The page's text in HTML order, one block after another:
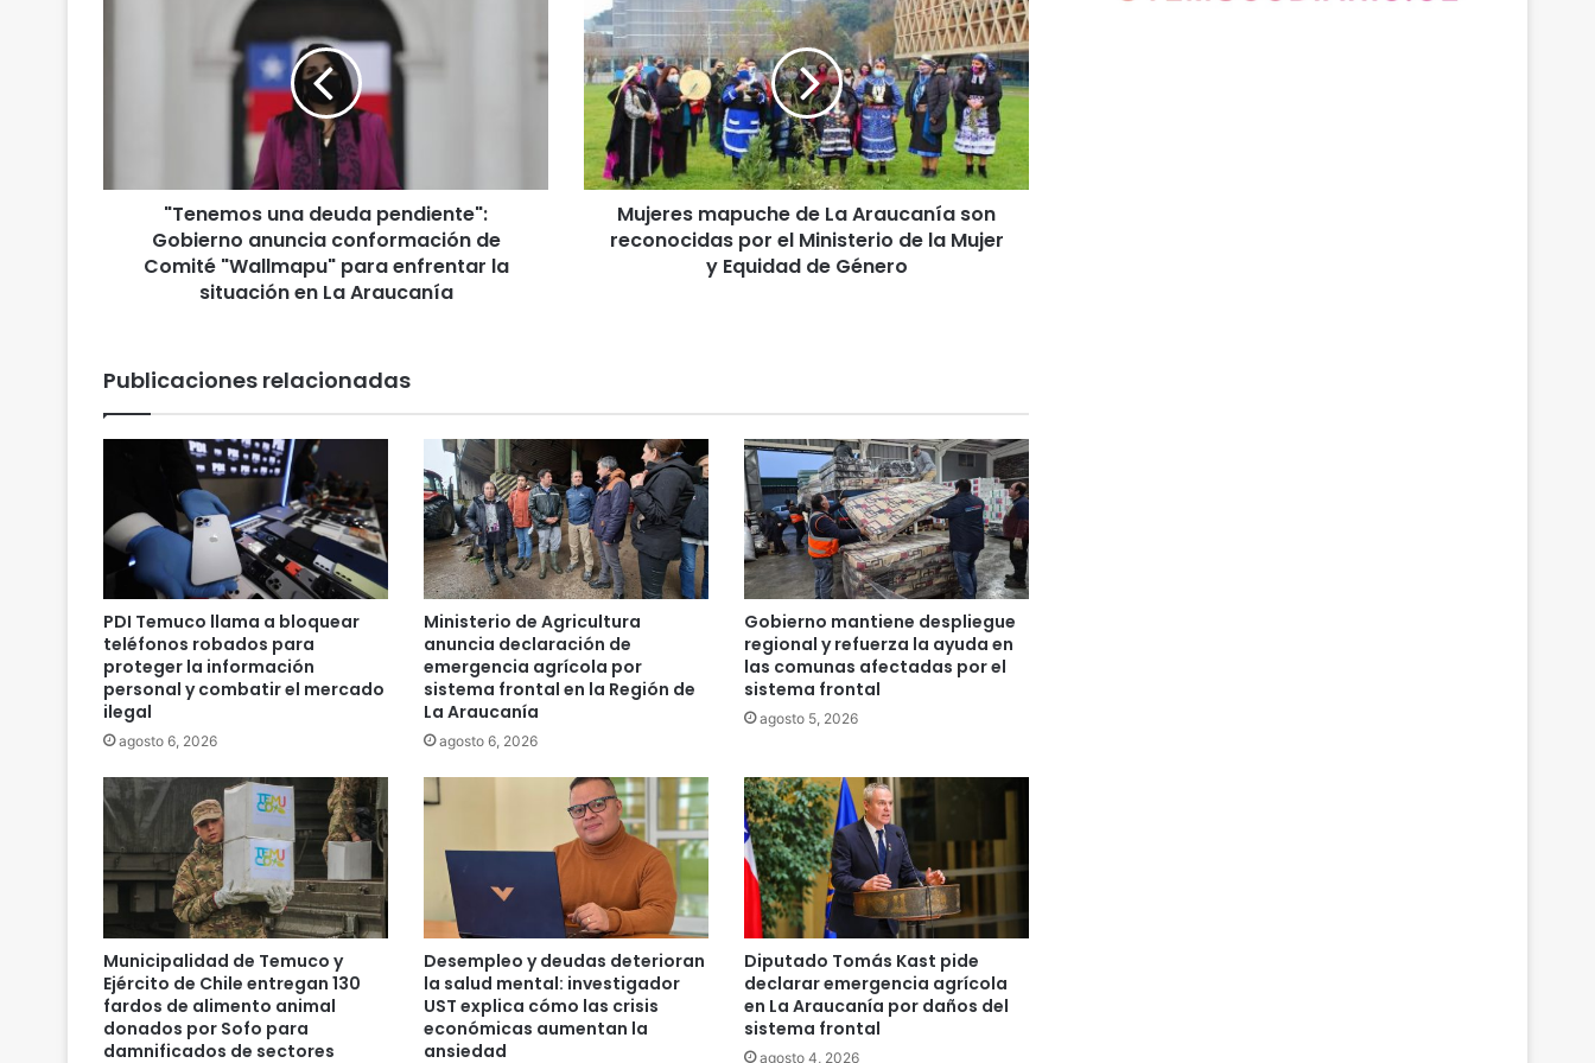
u
p
e
n
n
:
G
o
b
i
n
a
n
u
n
c
a
c
"Tenemos una deuda pendiente":
Gobierno anuncia conformación de
Comité "Wallmapu" para enfrentar la
situación en La Araucanía
u
j
e
r
e
m
a
a
A
r
a
u
c
a
n
a
s
o
c
o
n
o
i
d
a
s
p
o
Mujeres mapuche de La Araucanía son
reconocidas por el Ministerio de la Mujer
y Equidad de Género
Publicaciones relacionadas
PDI Temuco llama a bloquear
teléfonos robados para
proteger la información
personal y combatir el mercado
ilegal
agosto 6, 2026
Ministerio de Agricultura
anuncia declaración de
emergencia agrícola por
sistema frontal en la Región de
La Araucanía
agosto 6, 2026
Gobierno mantiene despliegue
regional y refuerza la ayuda en
las comunas afectadas por el
sistema frontal
agosto 5, 2026
Municipalidad de Temuco y
Ejército de Chile entregan 130
fardos de alimento animal
donados por Sofo para
damnificados de sectores
Desempleo y deudas deterioran
la salud mental: investigador
UST explica cómo las crisis
económicas aumentan la
ansiedad
Diputado Tomás Kast pide
declarar emergencia agrícola
en La Araucanía por daños del
sistema frontal
agosto 4, 2026